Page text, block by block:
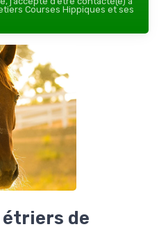
Courses Hippiques et ses
étriers de